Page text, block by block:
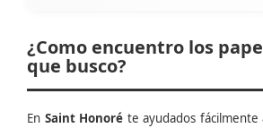
¿Como encuentro los
que busco?
En Saint Honoré te ayudados